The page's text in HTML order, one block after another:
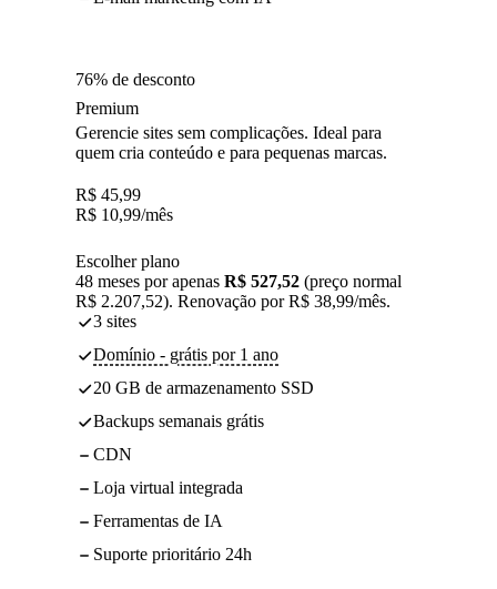
76% de desconto
Premium
Gerencie sites sem complicações. Ideal para
quem cria conteúdo e para pequenas marcas.
R$ 45,99
R$ 10,99/mês
Escolher plano
48 meses por apenas R$ 527,52 (preço normal
R$ 2.207,52). Renovação por R$ 38,99/mês.
3 sites
Domínio - grátis por 1 ano
20 GB de armazenamento SSD
Backups semanais grátis
CDN
Loja virtual integrada
Ferramentas de IA
Suporte prioritário 24h